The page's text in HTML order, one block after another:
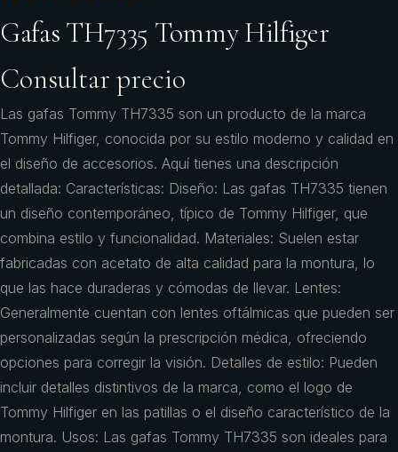
Gafas TH7335 Tommy Hilfiger
Consultar precio
Las gafas Tommy TH7335 son un producto de la marca
Tommy Hilfiger, conocida por su estilo moderno y calidad en
el diseño de accesorios. Aquí tienes una descripción
detallada: Características: Diseño: Las gafas TH7335 tienen
un diseño contemporáneo, típico de Tommy Hilfiger, que
combina estilo y funcionalidad. Materiales: Suelen estar
fabricadas con acetato de alta calidad para la montura, lo
que las hace duraderas y cómodas de llevar. Lentes:
Generalmente cuentan con lentes oftálmicas que pueden ser
personalizadas según la prescripción médica, ofreciendo
opciones para corregir la visión. Detalles de estilo: Pueden
incluir detalles distintivos de la marca, como el logo de
Tommy Hilfiger en las patillas o el diseño característico de la
montura. Usos: Las gafas Tommy TH7335 son ideales para